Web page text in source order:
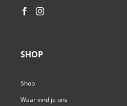
SHOP
Shop
Waar vind je ons